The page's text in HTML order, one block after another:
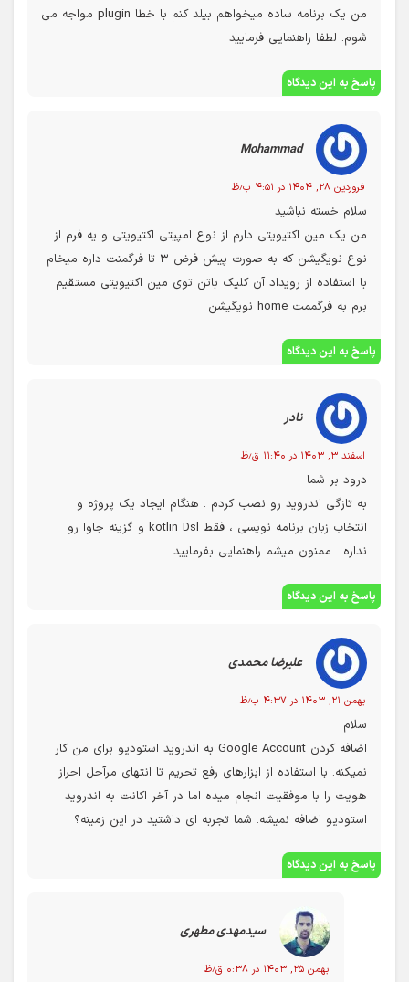
من یک برنامه ساده میخواهم بیلد کنم با خطا plugin مواجه می
شوم. لطفا راهنمایی فرمایید
پاسخ به این دیدگاه
Mohammad
فروردین ۲۸, ۱۴۰۴ در ۴:۵۱ ب٫ظ
سلام خسته نباشید
من یک مین اکتیویتی دارم از نوع امپیتی اکتیویتی و یه فرم از
نوع نویگیشن که به صورت پیش فرض ۳ تا فرگمنت داره میخام
با استفاده از رویداد آن کلیک باتن توی مین اکتیویتی مستقیم
برم به فرگممت home نویگیشن
پاسخ به این دیدگاه
نادر
اسفند ۳, ۱۴۰۳ در ۱۱:۴۰ ق٫ظ
درود بر شما
به تازگی اندروید رو نصب کردم . هنگام ایجاد یک پروژه و
انتخاب زبان برنامه نویسی ، فقط kotlin Dsl و گزینه جاوا رو
نداره . ممنون میشم راهنمایی بفرمایید
پاسخ به این دیدگاه
علیرضا محمدی
بهمن ۲۱, ۱۴۰۳ در ۴:۳۷ ب٫ظ
سلام
اضافه کردن Google Account به اندروید استودیو برای من کار
نمیکنه. با استفاده از ابزارهای رفع تحریم تا انتهای مرآحل احراز
هویت را با موفقیت انجام میده اما در آخر اکانت به اندروید
استودیو اضافه نمیشه. شما تجربه ای داشتید در این زمینه؟
پاسخ به این دیدگاه
سیدمهدی مطهری
بهمن ۲۵, ۱۴۰۳ در ۰:۳۸ ق٫ظ